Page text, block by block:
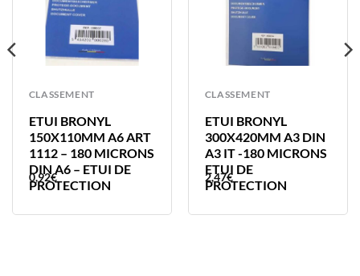
CLASSEMENT
ETUI BRONYL
150X110MM A6 ART
1112 – 180 MICRONS
DIN A6 – ETUI DE
PROTECTION
0,92€
CLASSEMENT
ETUI BRONYL
300X420MM A3 DIN
A3 IT -180 MICRONS
ETUI DE
PROTECTION
2,47€